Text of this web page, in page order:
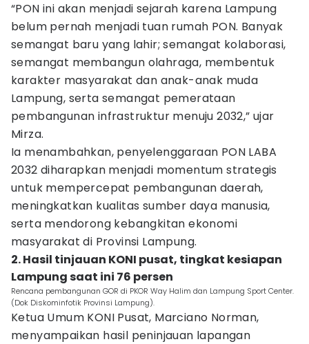
“PON ini akan menjadi sejarah karena Lampung
belum pernah menjadi tuan rumah PON. Banyak
semangat baru yang lahir; semangat kolaborasi,
semangat membangun olahraga, membentuk
karakter masyarakat dan anak-anak muda
Lampung, serta semangat pemerataan
pembangunan infrastruktur menuju 2032,” ujar
Mirza.
Ia menambahkan, penyelenggaraan PON LABA
2032 diharapkan menjadi momentum strategis
untuk mempercepat pembangunan daerah,
meningkatkan kualitas sumber daya manusia,
serta mendorong kebangkitan ekonomi
masyarakat di Provinsi Lampung.
2. Hasil tinjauan KONI pusat, tingkat kesiapan
Lampung saat ini 76 persen
Rencana pembangunan GOR di PKOR Way Halim dan Lampung Sport Center.
(Dok Diskominfotik Provinsi Lampung).
Ketua Umum KONI Pusat, Marciano Norman,
menyampaikan hasil peninjauan lapangan